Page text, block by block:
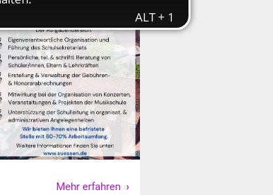
Mehr erfahren